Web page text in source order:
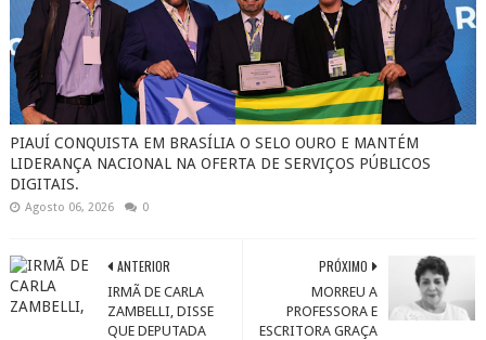
PIAUÍ CONQUISTA EM BRASÍLIA O SELO OURO E MANTÉM
LIDERANÇA NACIONAL NA OFERTA DE SERVIÇOS PÚBLICOS
DIGITAIS.
Agosto 06, 2026 0
PRÓXIMO
MORREU A
PROFESSORA E
ESCRITORA GRAÇA
ANTERIOR
IRMÃ DE CARLA
ZAMBELLI, DISSE
QUE DEPUTADA